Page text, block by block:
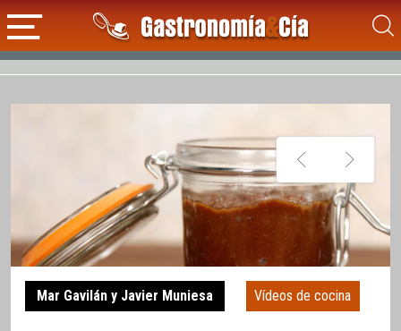
Mar Gavilán y Javier Muniesa Vídeos de cocina